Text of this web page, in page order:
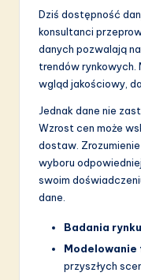
Dziś dostępność
konsultanci
danych pozwalają
trendów rynkowych.
wgląd jakościowy,
Jednak dane nie
Wzrost cen może
dostaw.
wyboru
swoim
dane.
Badania
Modelowanie
przyszłych